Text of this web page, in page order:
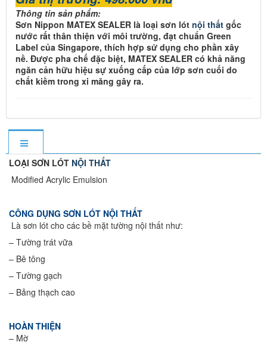
Thông tin sản phẩm:
Sơn Nippon MATEX SEALER là loại sơn lót nội thất gốc
nước rất thân thiện với môi trường, đạt chuẩn Green
Label của Singapore, thích hợp sử dụng cho phần xây
nề. Được pha chế đặc biệt, MATEX SEALER có khả năng
ngăn cản hữu hiệu sự xuống cấp của lớp sơn cuối do
chất kiềm trong xi măng gây ra.
LOẠI SƠN LÓT NỘI THẤT
Modified Acrylic Emulsion
CÔNG DỤNG SƠN LÓT NỘI THẤT
Là sơn lót cho các bề mặt tường nội thất như:
– Tường trát vữa
– Bê tông
– Tường gạch
– Bảng thạch cao
HOÀN THIỆN
– Mờ